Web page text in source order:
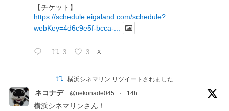
【チケット】
https://schedule.eigaland.com/schedule?
webKey=4d6c9e5f-bcca-...
3 3 X
横浜シネマリン リツイートされました
ネコナデ @nekonade045 · 14h
横浜シネマリンさん！